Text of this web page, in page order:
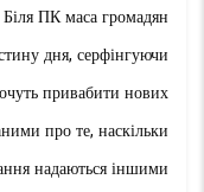
ПК маса громадян
дня, серфінгуючи
привабити нових
про те, наскільки
надаються іншими